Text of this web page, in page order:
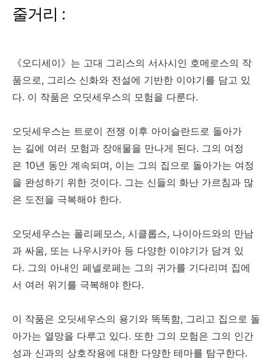
줄거리 :
《오디세이》는 고대 그리스의 서사시인 호메로스의 작
품으로, 그리스 신화와 전설에 기반한 이야기를 담고 있
다. 이 작품은 오딧세우스의 모험을 다룬다.
오딧세우스는 트로이 전쟁 이후 아이슬란드로 돌아가
는 길에 여러 모험과 장애물을 만나게 된다. 그의 여정
은 10년 동안 계속되며, 이는 그의 집으로 돌아가는 여정
을 완성하기 위한 것이다. 그는 신들의 화난 가르침과 많
은 도전을 극복해야 한다.
오딧세우스는 폴리페모스, 시클롭스, 나이아드와의 만남
과 싸움, 또는 나우시카아 등 다양한 이야기가 담겨 있
다. 그의 아내인 페넬로페는 그의 귀가를 기다리며 집에
서 여러 위기를 극복해야 한다.
이 작품은 오딧세우스의 용기와 똑똑함, 그리고 집으로 돌
아가는 열망을 다루고 있다. 또한 그의 모험은 그의 인간
성과 신과의 상호작용에 대한 다양한 테마를 탐구한다.